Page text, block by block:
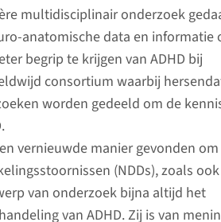
multidisciplinair onderzoek
anatomische data en informatie
begrip te krijgen van ADHD bij
consortium waarbij
worden gedeeld om de
vernieuwde manier gevonden
(NDDs), zoals ook
van onderzoek bijna altijd het
van ADHD. Zij is van